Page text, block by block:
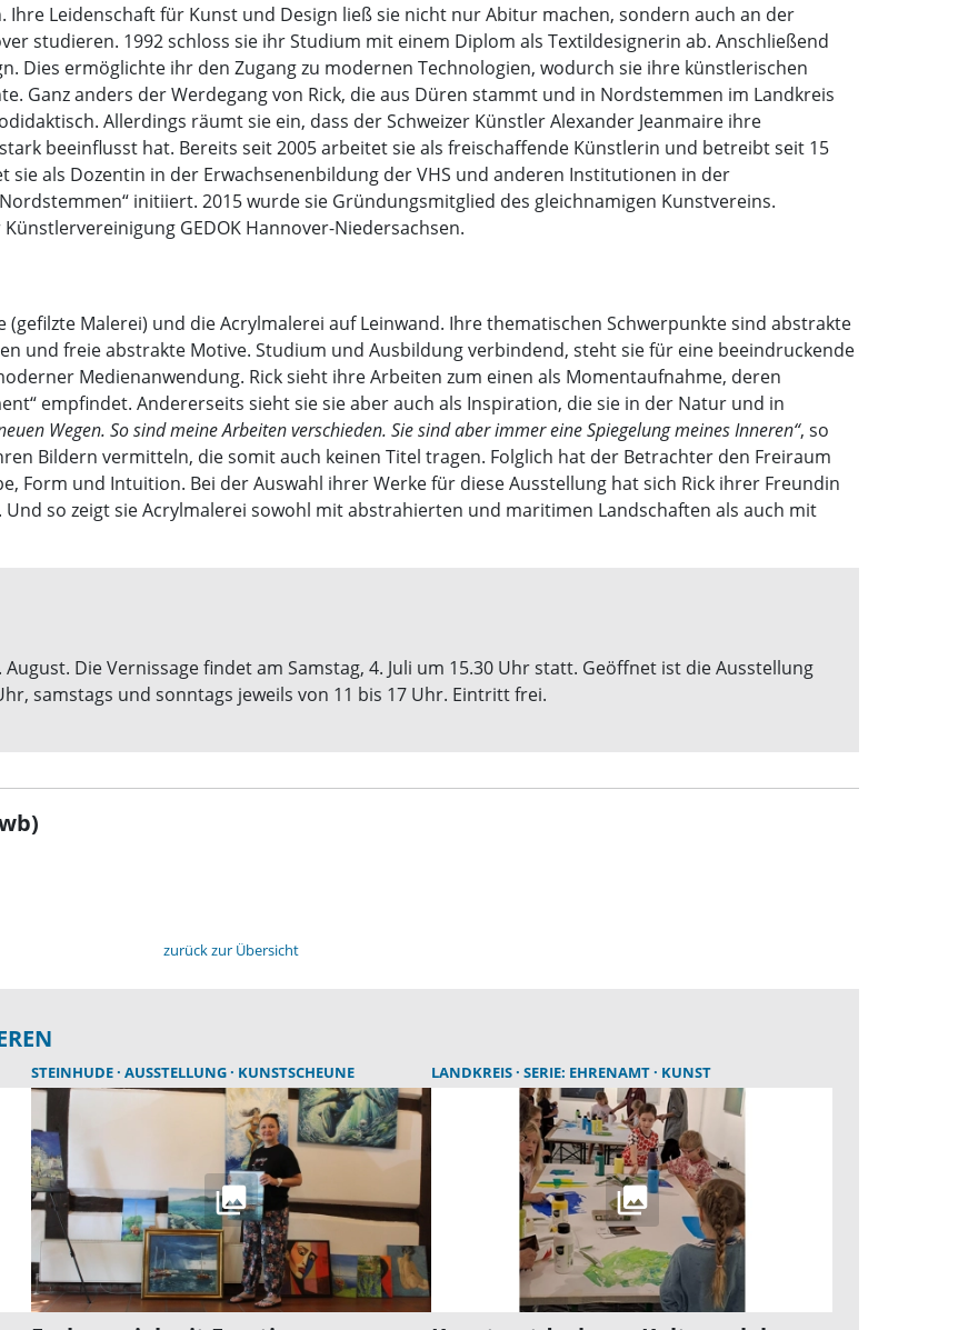
Ihre Leidenschaft für Kunst und Design ließ sie nicht nur Abitur machen, sondern auch an der
studieren. 1992 schloss sie ihr Studium mit einem Diplom als Textildesignerin ab. Anschließend
Dies ermöglichte ihr den Zugang zu modernen Technologien, wodurch sie ihre künstlerischen
Ganz anders der Werdegang von Rick, die aus Düren stammt und in Nordstemmen im Landkreis
Allerdings räumt sie ein, dass der Schweizer Künstler Alexander Jeanmaire ihre
beeinflusst hat. Bereits seit 2005 arbeitet sie als freischaffende Künstlerin und betreibt seit 15
sie als Dozentin in der Erwachsenenbildung der VHS und anderen Institutionen in der
initiiert. 2015 wurde sie Gründungsmitglied des gleichnamigen Kunstvereins.
GEDOK Hannover-Niedersachsen.
Malerei) und die Acrylmalerei auf Leinwand. Ihre thematischen Schwerpunkte sind abstrakte
und freie abstrakte Motive. Studium und Ausbildung verbindend, steht sie für eine beeindruckende
Medienanwendung. Rick sieht ihre Arbeiten zum einen als Momentaufnahme, deren
empfindet. Andererseits sieht sie sie aber auch als Inspiration, die sie in der Natur und in
Wegen. So sind meine Arbeiten verschieden. Sie sind aber immer eine Spiegelung meines Inneren“, so
Bildern vermitteln, die somit auch keinen Titel tragen. Folglich hat der Betrachter den Freiraum
Form und Intuition. Bei der Auswahl ihrer Werke für diese Ausstellung hat sich Rick ihrer Freundin
so zeigt sie Acrylmalerei sowohl mit abstrahierten und maritimen Landschaften als auch mit
Die Vernissage findet am Samstag, 4. Juli um 15.30 Uhr statt. Geöffnet ist die Ausstellung
samstags und sonntags jeweils von 11 bis 17 Uhr. Eintritt frei.
zurück zur Übersicht
STEINHUDE AUSSTELLUNG KUNSTSCHEUNE LANDKREIS SERIE: EHRENAMT KUNST